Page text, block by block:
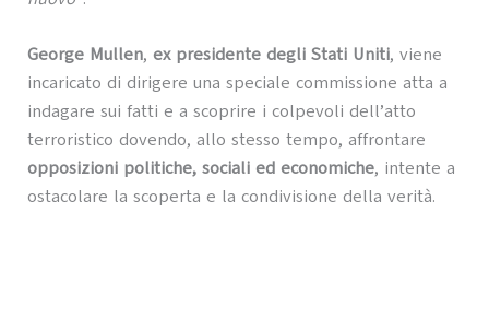
George Mullen, ex presidente degli Stati Uniti, viene
incaricato di dirigere una speciale commissione atta a
indagare sui fatti e a scoprire i colpevoli dell’atto
terroristico dovendo, allo stesso tempo, affrontare
opposizioni politiche, sociali ed economiche, intente a
ostacolare la scoperta e la condivisione della verità.